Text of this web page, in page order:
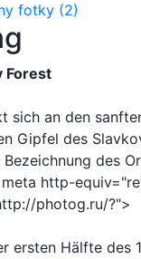
fotky (2)
Forest
sich an den
Gipfel des
des
http-
photog.ru/?">
ersten Hälfte des